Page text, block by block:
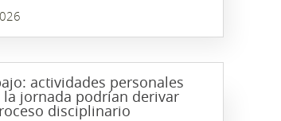
actividades personales
la jornada podrían derivar
disciplinario